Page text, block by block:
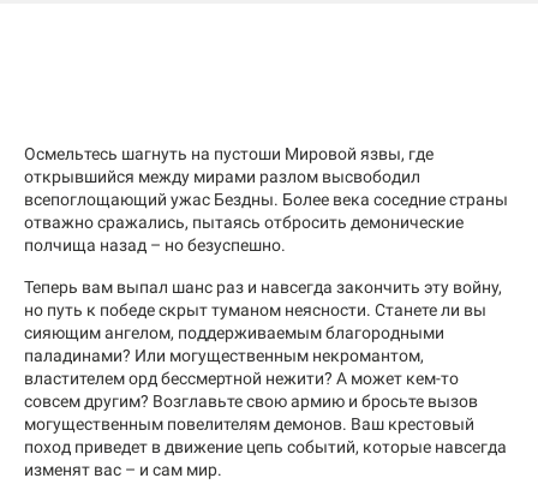
Осмельтесь шагнуть на пустоши Мировой язвы, где
открывшийся между мирами разлом высвободил
всепоглощающий ужас Бездны. Более века соседние страны
отважно сражались, пытаясь отбросить демонические
полчища назад – но безуспешно.
Теперь вам выпал шанс раз и навсегда закончить эту войну,
но путь к победе скрыт туманом неясности. Станете ли вы
сияющим ангелом, поддерживаемым благородными
паладинами? Или могущественным некромантом,
властителем орд бессмертной нежити? А может кем-то
совсем другим? Возглавьте свою армию и бросьте вызов
могущественным повелителям демонов. Ваш крестовый
поход приведет в движение цепь событий, которые навсегда
изменят вас – и сам мир.